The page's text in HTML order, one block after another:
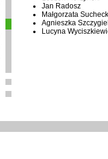
Jan Radosz
Małgorzata
Agnieszka
Lucyna